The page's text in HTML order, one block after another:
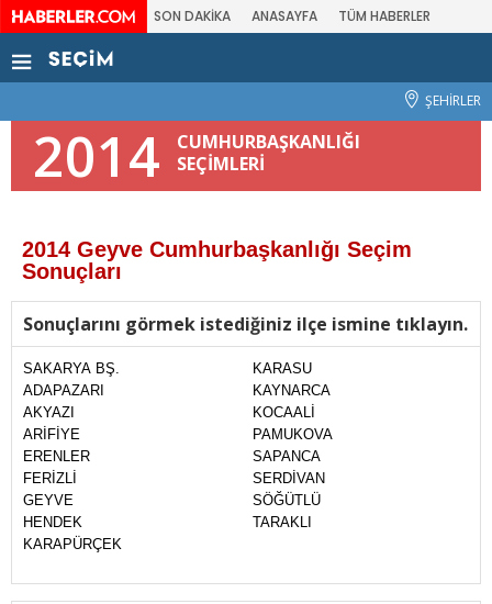
SON DAKİKA ANASAYFA TÜM HABERLER
ŞEHİRLER
2014
CUMHURBAŞKANLIĞI
SEÇİMLERİ
2014 Geyve Cumhurbaşkanlığı Seçim
Sonuçları
Sonuçlarını görmek istediğiniz ilçe ismine tıklayın.
SAKARYA BŞ.
ADAPAZARI
AKYAZI
ARİFİYE
ERENLER
FERİZLİ
GEYVE
HENDEK
KARAPÜRÇEK
KARASU
KAYNARCA
KOCAALİ
PAMUKOVA
SAPANCA
SERDİVAN
SÖĞÜTLÜ
TARAKLI